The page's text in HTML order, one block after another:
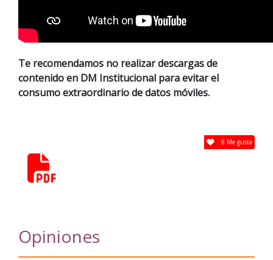
Te recomendamos no realizar descargas de
contenido en DM Institucional para evitar el
consumo extraordinario de datos móviles.
8 Me gusta
Opiniones